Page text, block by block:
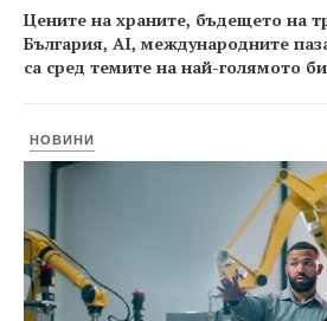
Цените на храните, бъдещето на
България, AI, международните
са сред темите на най-голямото
НОВИНИ